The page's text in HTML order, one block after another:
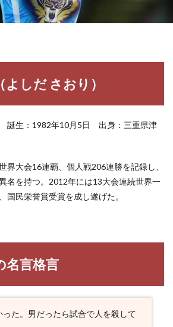
しだ さおり）
誕生：1982年10月5日 出身：三重県津
界大会16連覇、個人戦206連勝を記録し、
名を持つ。2012年には13大会連続世界一
国民栄誉賞受賞を成し遂げた。
名言格言
た。男だったら試合で人を殺して